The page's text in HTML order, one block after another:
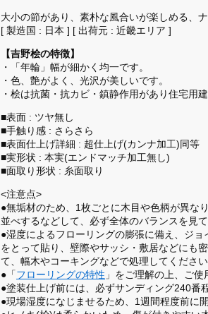
大小の節があり、素朴な風合いが楽しめる、
[ 製造国 : 日本 ] [ 出荷元 : 近畿エリア ]
【吉野桧の特徴】
・「年輪」幅が細かく均一です。
・色、艶がよく、光沢が美しいです。
・桧は抗菌・抗カビ・鎮静作用があり住宅用
■表面 : ツヤ無し
■手触り感 : さらさら
■表面仕上げ詳細 : 超仕上げ(カンナ加工)同等
■実形状 : 本実(エンドマッチ加工無し)
■面取り形状 : 糸面取り
<注意点>
●無垢材のため、1枚ごとに木目や色柄が異な
並べするなどして、必ず全体のバランスを見て
●湿度によるフローリングの膨張に備え、ジ
をとって貼り、壁際やサッシ・敷居などにも
て、幅木やコーキングなどで処理してください
●「フローリングの特性 」をご理解の上、ご使
●塗装仕上げ前には、必ずサンディング240番
●現場湿度になじませるため、1週間程度前に